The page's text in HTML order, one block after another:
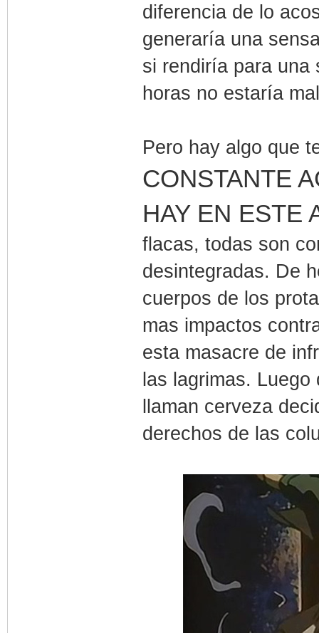
diferencia de lo
generaría una
si rendiría para una
horas no estaría
Pero hay algo que
CONSTANTE
HAY EN ESTE
flacas, todas son
desintegradas. De
cuerpos de los
mas impactos
esta masacre de
las lagrimas.
llaman cerveza
derechos de las